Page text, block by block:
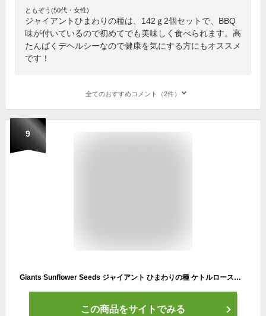
ともぞう(50代・女性)
ジャイアントひまわりの種は、142ｇ2個セットで、BBQ
味が付いているので初めてでも美味しく食べられます。高
たんぱくデヘルシーなので健康を気にする方にもオススメ
です！
全てのおすすめコメント（2件）
9
Giants Sunflower Seeds ジャイアント ひまわりの種 ケトルロースト ディルピクルス味 142g Kettle Roast Dill Pickle Flavored 5oz
この商品をサイトでみる